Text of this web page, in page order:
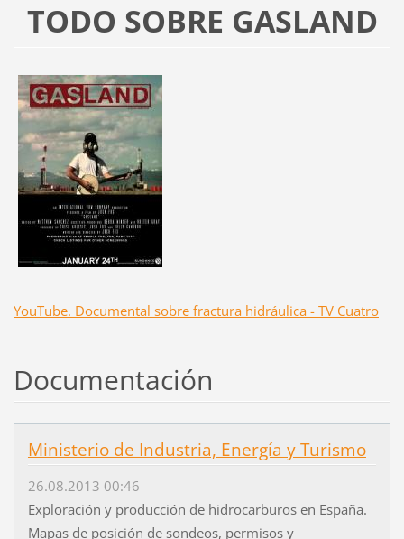
TODO SOBRE GASLAND
YouTube. Documental sobre fractura hidráulica - TV Cuatro
Documentación
Ministerio de Industria, Energía y Turismo
26.08.2013 00:46
Exploración y producción de hidrocarburos en España.
Mapas de posición de sondeos, permisos y